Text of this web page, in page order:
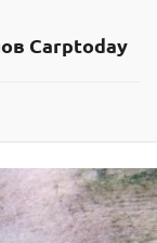
Carptoday